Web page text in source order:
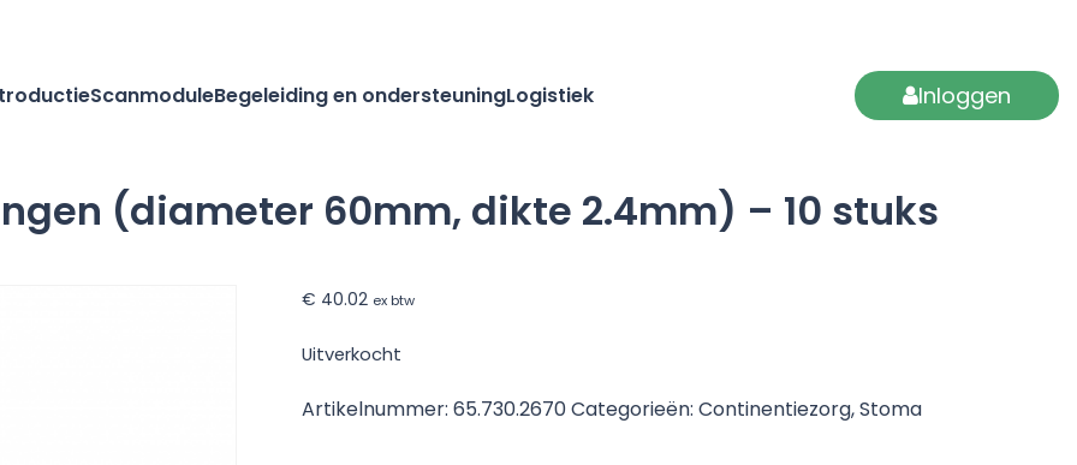
ScanmoduleBegeleiding en ondersteuningLogistiek Inloggen
(diameter 60mm, dikte 2.4mm) – 10 stuks
€ 40.02 ex btw
Uitverkocht
Artikelnummer: 65.730.2670Categorieën: Continentiezorg,Stoma